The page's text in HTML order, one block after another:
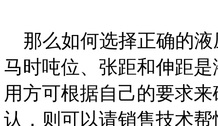
那么如何选择正确的液
马时吨位、张距和伸距
用方可根据自己的要求
认，则可以请销售技术